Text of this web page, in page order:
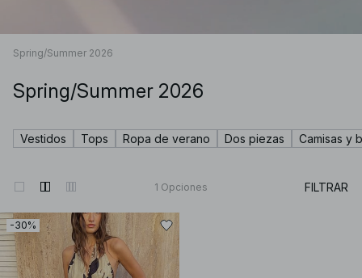
Spring/Summer 2026
Spring/Summer 2026
Vestidos Tops Ropa de verano Dos piezas Camisas y
1 Opciones FILTRAR
-30%